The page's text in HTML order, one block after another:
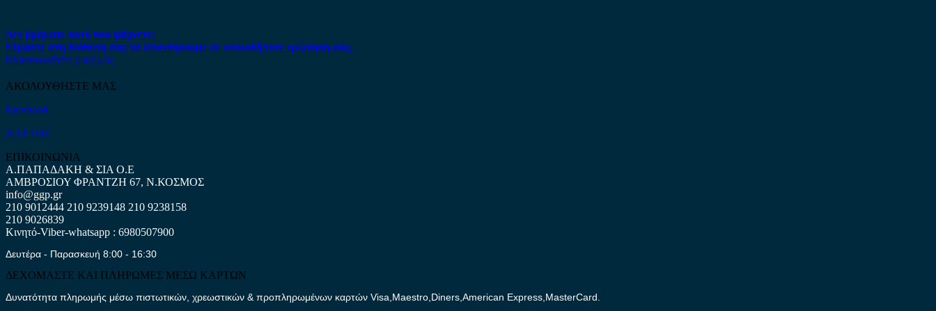
Δεν βρήκατε αυτό που ψάχνετε;
Είμαστε στη διάθεση σας να απαντήσουμε σε οποιαδήποτε ερώτηση σας.
Επικοινωνήστε μαζί μας
ΑΚΟΛΟΥΘΗΣΤΕ ΜΑΣ
Facebook
ΧΑΡΤΗΣ
ΕΠΙΚΟΙΝΩΝΙΑ
Α.ΠΑΠΑΔΑΚΗ & ΣΙΑ Ο.Ε
ΑΜΒΡΟΣΙΟΥ ΦΡΑΝΤΖΗ 67, Ν.ΚΟΣΜΟΣ
info@ggp.gr
210 9012444 210 9239148 210 9238158
210 9026839
Κινητό-Viber-whatsapp : 6980507900
Δευτέρα - Παρασκευή 8:00 - 16:30
ΔΕΧΟΜΑΣΤΕ ΚΑΙ ΠΛΗΡΩΜΕΣ ΜΕΣΩ ΚΑΡΤΩΝ
Δυνατότητα πληρωμής μέσω πιστωτικών, χρεωστικών & προπληρωμένων καρτών Visa,Maestro,Diners,American Express,MasterCard.